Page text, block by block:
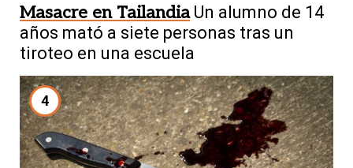
Masacre en Tailandia Un alumno de 14
años mató a siete personas tras un
tiroteo en una escuela
4